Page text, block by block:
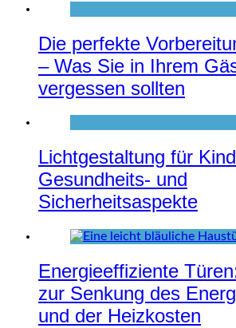
Die perfekte
– Was Sie in Ihrem
vergessen sollten
Lichtgestaltung für
Gesundheits- und
Sicherheitsaspekte
Energieeffiziente
zur Senkung des
und der Heizkosten